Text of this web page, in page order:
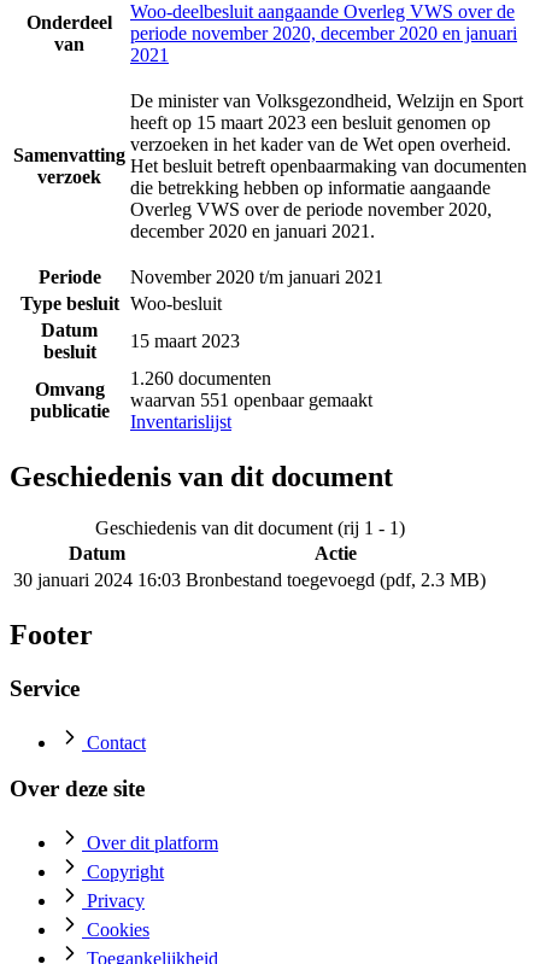
Onderdeel
van
Woo-deelbesluit aangaande Overleg VWS over de
periode november 2020, december 2020 en januari
2021
Samenvatting
verzoek
De minister van Volksgezondheid, Welzijn en Sport
heeft op 15 maart 2023 een besluit genomen op
verzoeken in het kader van de Wet open overheid.
Het besluit betreft openbaarmaking van documenten
die betrekking hebben op informatie aangaande
Overleg VWS over de periode november 2020,
december 2020 en januari 2021.
Periode
November 2020 t/m januari 2021
Type besluit Woo-besluit
Datum
besluit
15 maart 2023
Omvang
publicatie
1.260 documenten
waarvan 551 openbaar gemaakt
Inventarislijst
Geschiedenis van dit document
Geschiedenis van dit document (rij 1 - 1)
Datum
Actie
30 januari 2024 16:03 Bronbestand toegevoegd (pdf, 2.3 MB)
Footer
Service
Contact
Over deze site
Over dit platform
Copyright
Privacy
Cookies
Toegankelijkheid